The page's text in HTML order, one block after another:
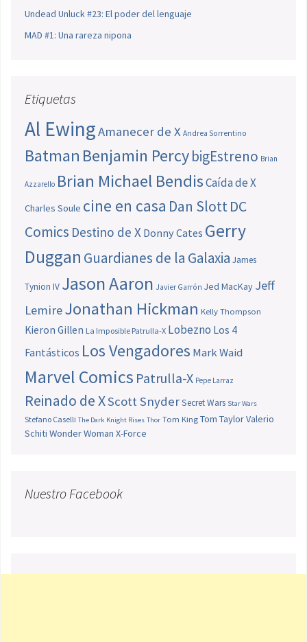
Undead Unluck #23: El poder del lenguaje
MAD #1: Una rareza nipona
Etiquetas
Al EwingAmanecer de X Andrea Sorrentino
Batman Benjamin PercybigEstreno Brian
Azzarello Brian Michael BendisCaída de X
Charles Soule cine en casa Dan SlottDC
Comics Destino de X Donny Cates Gerry
Duggan Guardianes de la Galaxia James
Tynion IV Jason Aaron Javier Garrón Jed MacKay Jeff
LemireJonathan Hickman Kelly Thompson
Kieron Gillen La Imposible Patrulla-X Lobezno Los 4
Fantásticos Los Vengadores Mark Waid
Marvel Comics Patrulla-X Pepe Larraz
Reinado de XScott SnyderSecret Wars Star Wars
Stefano Caselli The Dark Knight Rises Thor Tom King Tom TaylorValerio
Schiti Wonder Woman X-Force
Nuestro Facebook